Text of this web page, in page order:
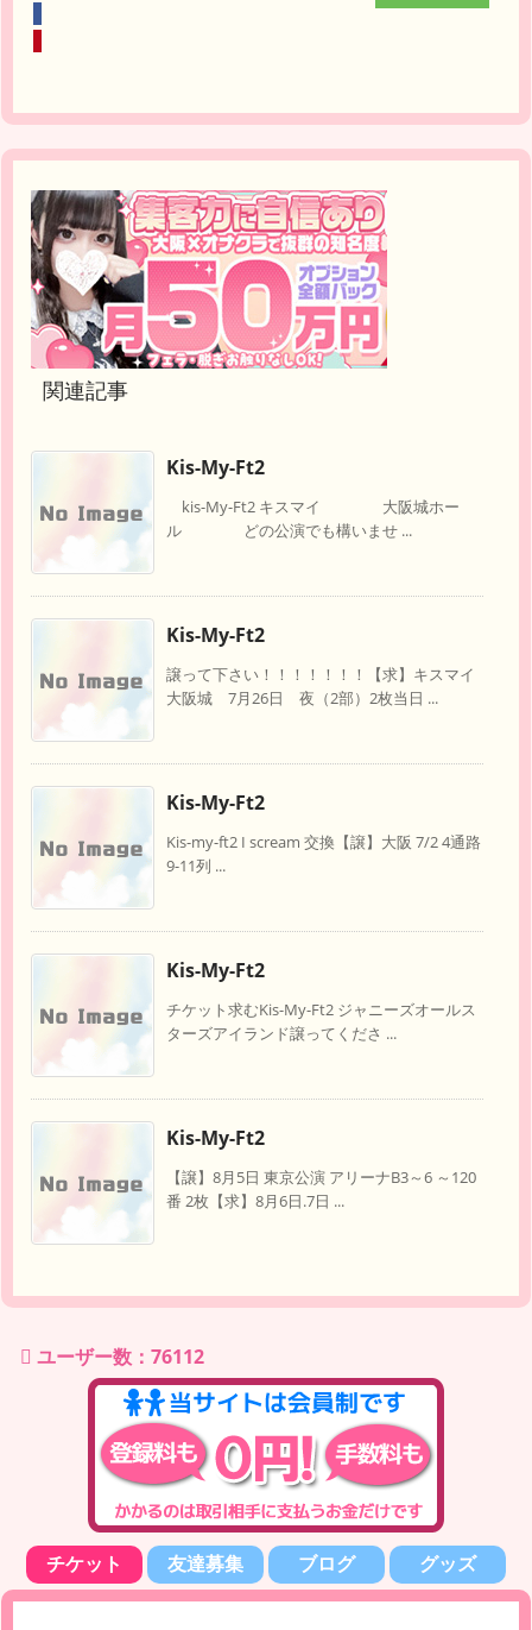
関連記事
Kis-My-Ft2
kis-My-Ft2 キスマイ 大阪城ホー
ル どの公演でも構いませ ...
Kis-My-Ft2
譲って下さい！！！！！！！【求】キスマイ
大阪城 7月26日 夜（2部）2枚当日 ...
Kis-My-Ft2
Kis-my-ft2 I scream 交換【譲】大阪 7/2 4通路
9-11列 ...
Kis-My-Ft2
チケット求むKis-My-Ft2 ジャニーズオールス
ターズアイランド譲ってくださ ...
Kis-My-Ft2
【譲】8月5日 東京公演 アリーナB3～6 ～120
番 2枚【求】8月6日.7日 ...
ユーザー数：76112
チケット 友達募集 ブログ グッズ